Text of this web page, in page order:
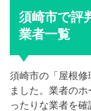
須崎市で評
業者一覧
須崎市の「屋根
ました。業者の
ったりな業者を確